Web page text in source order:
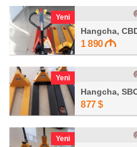
Yeni
Hangcha,
1 890
Yeni
Hangcha,
877 $
Yeni